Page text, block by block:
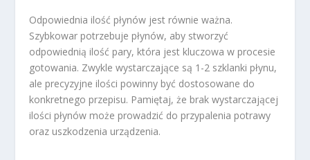
Odpowiednia ilość płynów jest równie ważna.
Szybkowar potrzebuje płynów, aby stworzyć
odpowiednią ilość pary, która jest kluczowa w procesie
gotowania. Zwykle wystarczające są 1-2 szklanki płynu,
ale precyzyjne ilości powinny być dostosowane do
konkretnego przepisu. Pamiętaj, że brak wystarczającej
ilości płynów może prowadzić do przypalenia potrawy
oraz uszkodzenia urządzenia.